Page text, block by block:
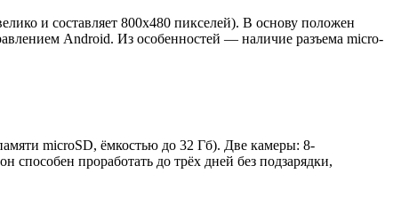
и составляет 800х480 пикселей). В основу положен
Android. Из особенностей — наличие разъема micro-
microSD, ёмкостью до 32 Гб). Две камеры: 8-
проработать до трёх дней без подзарядки,